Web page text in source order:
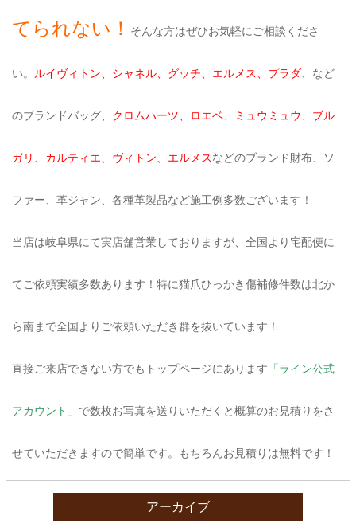
てられない！ そんな方はぜひお気軽にご相談くださ
い。 ルイヴィトン、シャネル、グッチ、エルメス、プラダ、など
のブランドバッグ、 クロムハーツ、ロエベ、ミュウミュウ、ブル
ガリ、カルティエ、ヴィトン、エルメスなどのブランド財布、ソ
ファー、革ジャン、各種革製品など施工例多数ございます！
当店は岐阜県にて実店舗営業しておりますが、全国より宅配便に
てご依頼実績多数あります！特に猫爪ひっかき傷補修件数は北か
ら南まで全国よりご依頼いただき群を抜いています！
直接ご来店できない方でもトップページにあります 「ライン公式
アカウント」 で数枚お写真を送りいただくと概算のお見積りをさ
せていただきますので簡単です。もちろんお見積りは無料です！
アーカイブ